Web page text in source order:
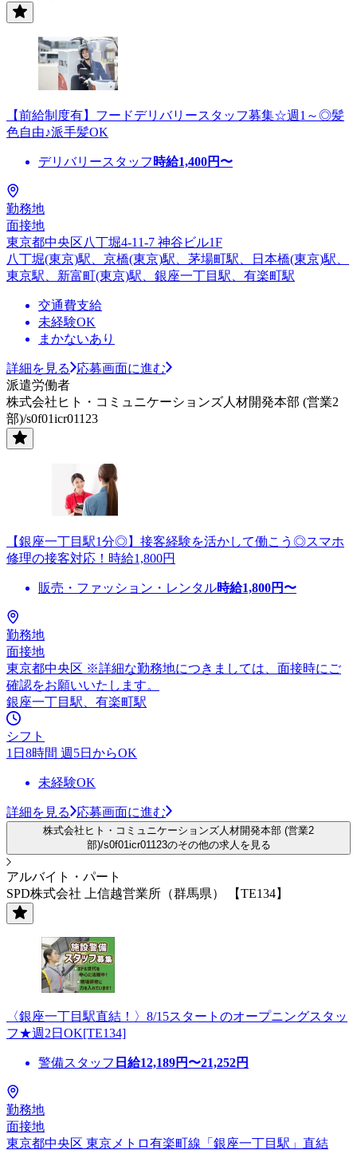
【前給制度有】フードデリバリースタッフ募集☆週1～◎髪
色自由♪派手髪OK
デリバリースタッフ 時給1,400円〜
勤務地
面接地
東京都中央区八丁堀4-11-7 神谷ビル1F
八丁堀(東京)駅、京橋(東京)駅、茅場町駅、日本橋(東京)駅、
東京駅、新富町(東京)駅、銀座一丁目駅、有楽町駅
交通費支給
未経験OK
まかないあり
詳細を見る
応募画面に進む
派遣労働者
株式会社ヒト・コミュニケーションズ人材開発本部 (営業2
部)/s0f01icr01123
【銀座一丁目駅1分◎】接客経験を活かして働こう◎スマホ
修理の接客対応！時給1,800円
販売・ファッション・レンタル時給1,800円〜
勤務地
面接地
東京都中央区 ※詳細な勤務地につきましては、面接時にご
確認をお願いいたします。
銀座一丁目駅、有楽町駅
シフト
1日8時間 週5日からOK
未経験OK
詳細を見る 応募画面に進む
株式会社ヒト・コミュニケーションズ人材開発本部 (営業2
部)/s0f01icr01123のその他の求人を見る
アルバイト・パート
SPD株式会社 上信越営業所（群馬県） 【TE134】
〈銀座一丁目駅直結！〉8/15スタートのオープニングスタッ
フ★週2日OK[TE134]
警備スタッフ 日給12,189円〜21,252円
勤務地
面接地
東京都中央区 東京メトロ有楽町線「銀座一丁目駅」直結